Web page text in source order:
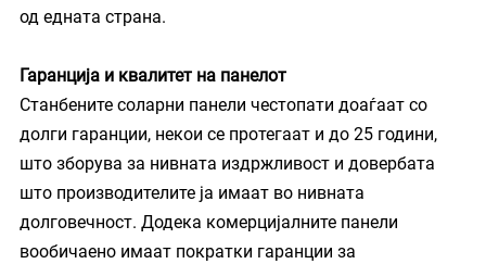
од едната страна.
Гаранција и квалитет на панелот
Станбените соларни панели честопати доаѓаат со
долги гаранции, некои се протегаат и до 25 години,
што зборува за нивната издржливост и довербата
што производителите ја имаат во нивната
долговечност. Додека комерцијалните панели
вообичаено имаат пократки гаранции за